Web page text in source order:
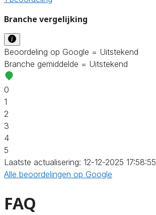
Branche vergelijking
Beoordeling op Google = Uitstekend
Branche gemiddelde = Uitstekend
0
1
2
3
4
5
Laatste actualisering: 12-12-2025 17:58:55
Alle beoordelingen op Google
FAQ